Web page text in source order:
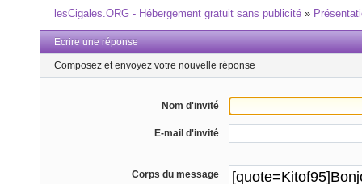
lesCigales.ORG - Hébergement gratuit sans publicité »
Ecrire une réponse
Composez et envoyez votre nouvelle réponse
Nom d'invité
E-mail d'invité
Corps du message